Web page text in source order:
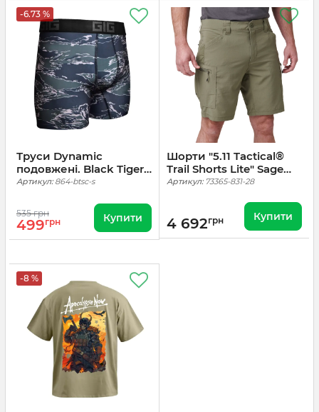
-6.73 %
Труси Dynamic
подовжені. Black Tiger
Stripes Camo
Артикул:864-btsc-s
535 грн
499грн Купити
Шорти "5.11 Tactical®
Trail Shorts Lite" Sage
Green
Артикул: 73365-831-28
4 692грн Купити
-8 %